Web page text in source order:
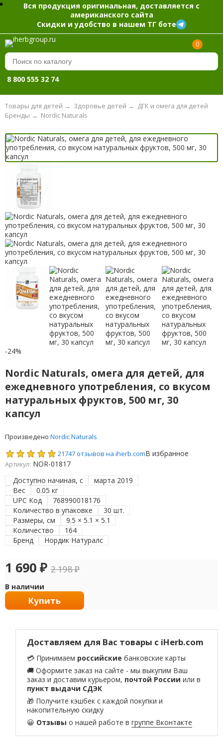
Вся продукция оригинальная, доставляется с
американского сайта
Скидки и удобство в нашем ТГ боте
0
8 800 555 32 74
Товары для детей → Здоровье детей → ДГК и омега для детей
Nordic Naturals
Бренды →
-24%
Nordic Naturals, омега для детей, для
ежедневного употребления, со вкусом
натуральных фруктов, 500 мг, 30
капсул
Произведено Nordic Naturals
21747 отзывов на iherb.comВ избранное
Артикул: NOR-01817
Доступно начиная, с
марта 2019
Вес
0.05 кг
UPC Код
768990018176
Количество в упаковке
30 шт.
Размеры, см
9.5 × 5.1 × 5.1
Количество
164
Бренд
Нордик Натуралс
1 690 ₽ 2 198₽
В наличии
Купить
Доставляем для Вас товары с iHerb.com
💳 Принимаем российские банковские карты
🚚 Оформите заказ на сайте - мы выкупим Ваш
заказ и доставим курьером, почтой России или в
пункт выдачи СДЭК
🎁 Получите кэшбек с каждой покупки и
накопительную скидку
😀 Отзывы о нашей работе вгруппе Вконтакте